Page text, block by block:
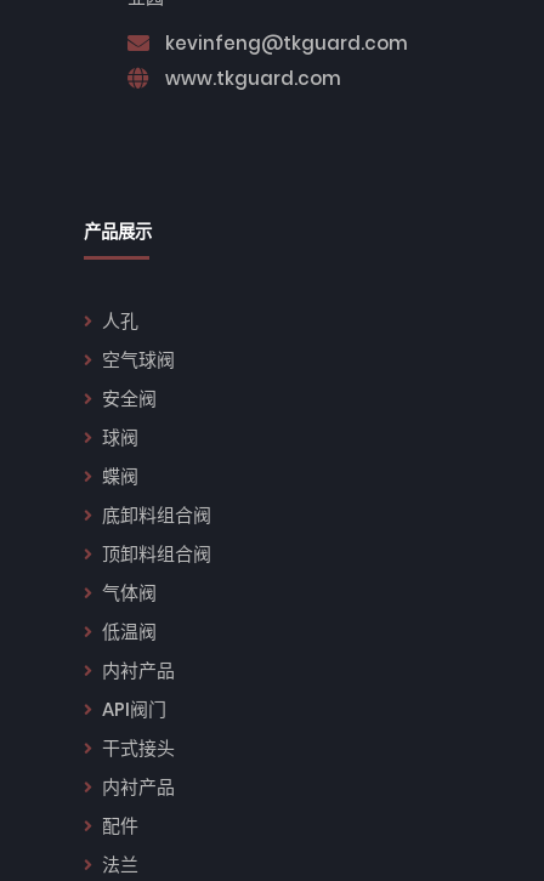
kevinfeng@tkguard.com
www.tkguard.com
产品展示
人孔
空气球阀
安全阀
球阀
蝶阀
底卸料组合阀
顶卸料组合阀
气体阀
低温阀
内衬产品
API阀门
干式接头
内衬产品
配件
法兰